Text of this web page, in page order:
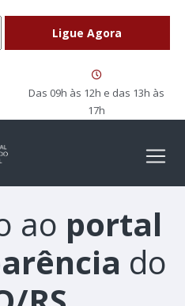
Das 09h às 12h e das 13h às
17h
ao portal
do